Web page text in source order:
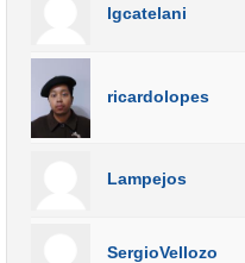
lgcatelani
ricardolopes
Lampejos
SergioVellozo